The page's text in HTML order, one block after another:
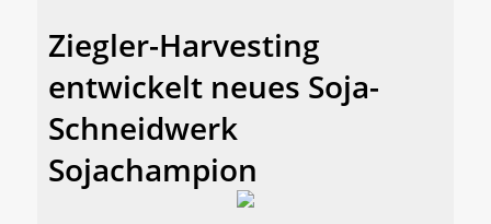
Ziegler-Harvesting
entwickelt neues Soja-
Schneidwerk
Sojachampion